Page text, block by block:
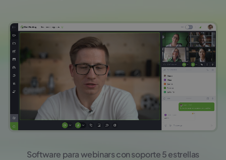
Software para webinars con soporte 5 estrellas